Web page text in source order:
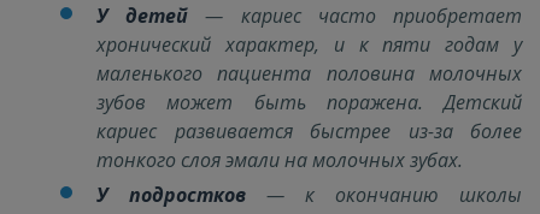
У детей — кариес часто приобретает
хронический характер, и к пяти годам у
маленького пациента половина молочных
зубов может быть поражена. Детский
кариес развивается быстрее из-за более
тонкого слоя эмали на молочных зубах.
У подростков — к окончанию школы